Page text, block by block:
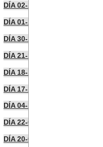
DÍA 02-12-2022
DÍA 01-12-2022
DÍA 30-11-2022
DÍA 21-11-2022
DÍA 18-11-2022
DÍA 17-10-2022
DÍA 04-10-2022
DÍA 22-09-2022
DÍA 20-09-2022